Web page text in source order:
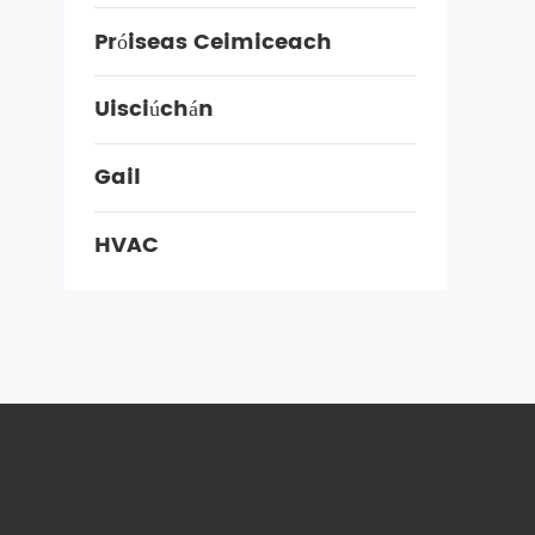
Próiseas Ceimiceach
Uisciúchán
Gail
HVAC